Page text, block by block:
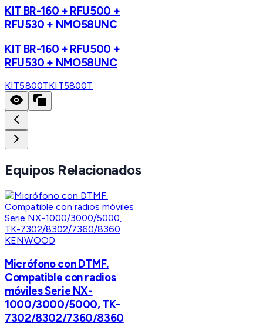
KIT BR-160 + RFU500 +
RFU530 + NMO58UNC
KIT BR-160 + RFU500 +
RFU530 + NMO58UNC
KIT5800TKIT5800T
Equipos Relacionados
KENWOOD
Micrófono con DTMF.
Compatible con radios
móviles Serie NX-
1000/3000/5000, TK-
7302/8302/7360/8360